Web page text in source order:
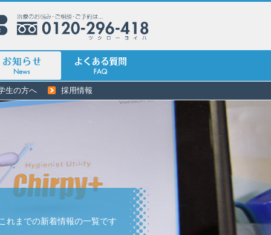
生の方へ 採用情報
れまでの新着情報の一覧です